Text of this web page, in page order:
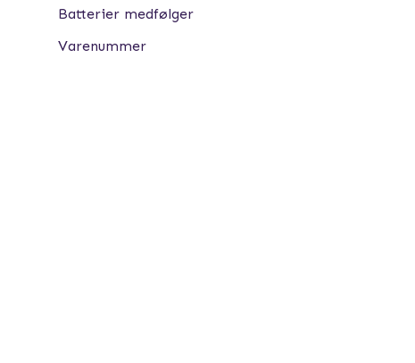
Batterier medfølger
Varenummer